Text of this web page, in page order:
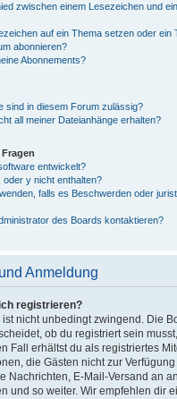
zwischen einem Lesezeichen und
auf ein Thema setzen oder ein
abonnieren?
Abonnements?
sind in diesem Forum zulässig?
all meiner Dateianhänge erhalten?
entwickelt?
y nicht enthalten?
falls es Beschwerden oder
des Boards kontaktieren?
Anmeldung
registrieren?
nicht unbedingt zwingend. Die
ob du registriert sein
Fall erhältst du als registriertes
die Gästen nicht zur
Nachrichten, E-Mail-Versand an
und so weiter. Wir empfehlen dir